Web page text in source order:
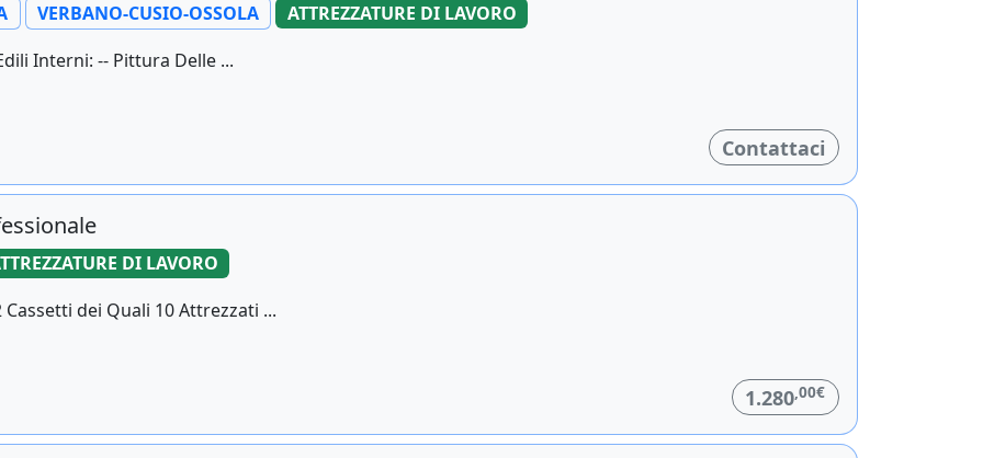
VERBANO-CUSIO-OSSOLA
ATTREZZATURE DI LAVORO
Interni: -- Pittura Delle ...
Contattaci
DI LAVORO
dei Quali 10 Attrezzati ...
1.280,00€